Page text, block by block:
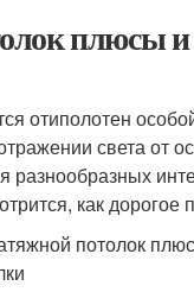
плюсы
отиполотен
света от
как дорогое